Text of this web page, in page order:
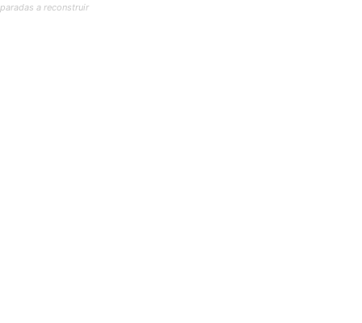
paradas a reconstruir